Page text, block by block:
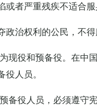
或者严重残疾不适合服
政治权利的公民，不得
现役和预备役。在中
人员。
备役人员，必须遵守